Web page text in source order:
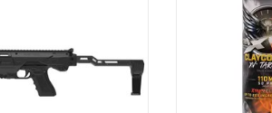
AGGIUNGI